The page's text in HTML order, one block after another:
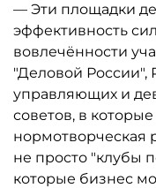
— Эти площадки
эффективность
вовлечённости
"Деловой России",
управляющих и
советов, в
нормотворческая
не просто "клубы
которые бизнес